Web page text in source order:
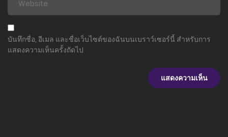
5 เมษายน 2023
ตอนที่ 2
3 เมษายน 2023
บันทึกชื่อ, อีเมล และชื่อเว็บไซต์ของฉันบนเบราว์เซอร์นี้ สำหรับการ
แสดงความเห็นครั้งถัดไป